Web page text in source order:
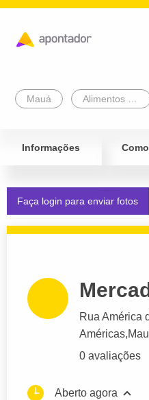
Mauá
Informações
Faça login para enviar fotos
Rua América
Américas,
0 avaliações
Aberto agora